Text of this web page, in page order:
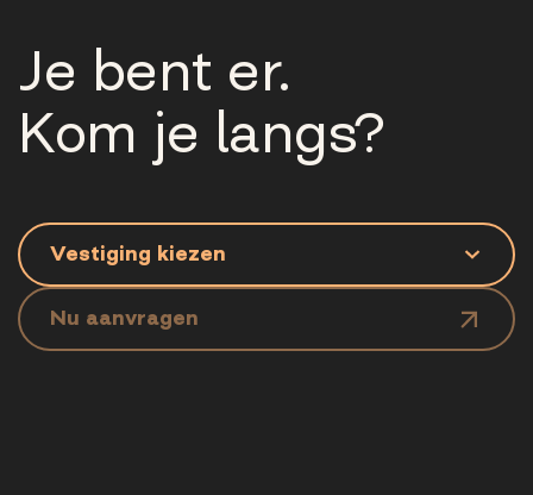
Je bent er.
Kom je langs?
Nu aanvragen